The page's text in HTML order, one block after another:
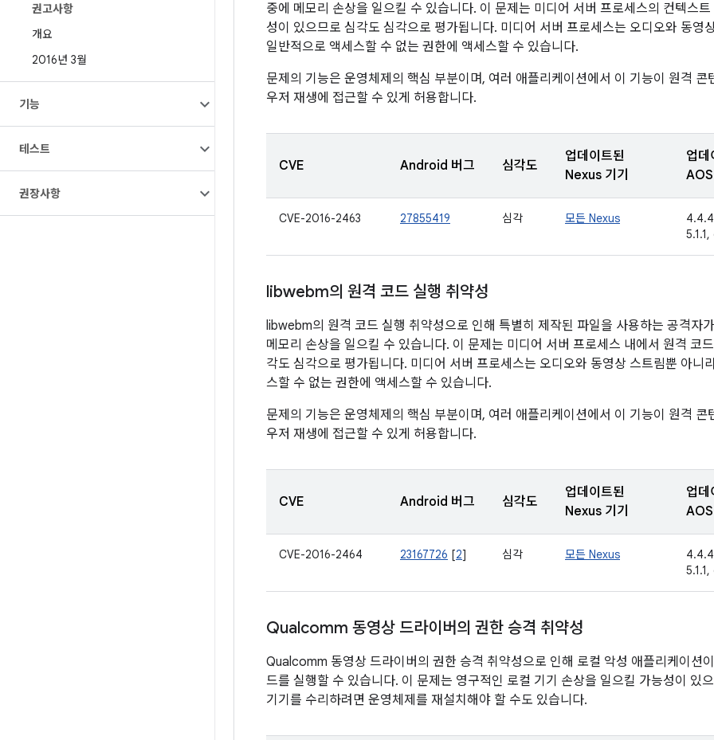
권고사항
개요
2016년 3월
기능
테스트
권장사항
중에 메모리 손상을 일으킬 수 있습니다. 이 문제는 미디어 서버 프로세스의 컨텍스
성이 있으므로 심각도 심각으로 평가됩니다. 미디어 서버 프로세스는 오디오와 동영
일반적으로 액세스할 수 없는 권한에 액세스할 수 있습니다.
문제의 기능은 운영체제의 핵심 부분이며, 여러 애플리케이션에서 이 기능이 원격
우저 재생에 접근할 수 있게 허용합니다.
CVE Android 버그 심각도
업데이트된
Nexus 기기
업데
CVE-2016-2463 27855419 심각 모든 Nexus
libwebm의 원격 코드 실행 취약성
libwebm의 원격 코드 실행 취약성으로 인해 특별히 제작된 파일을 사용하는 공격자
메모리 손상을 일으킬 수 있습니다. 이 문제는 미디어 서버 프로세스 내에서 원격 코
각도 심각으로 평가됩니다. 미디어 서버 프로세스는 오디오와 동영상 스트림뿐 아니
스할 수 없는 권한에 액세스할 수 있습니다.
문제의 기능은 운영체제의 핵심 부분이며, 여러 애플리케이션에서 이 기능이 원격
우저 재생에 접근할 수 있게 허용합니다.
CVE Android 버그 심각도
업데이트된
Nexus 기기
업데
CVE-2016-2464 23167726 [2] 심각 모든 Nexus
Qualcomm 동영상 드라이버의 권한 승격 취약성
Qualcomm 동영상 드라이버의 권한 승격 취약성으로 인해 로컬 악성 애플리케이션
드를 실행할 수 있습니다. 이 문제는 영구적인 로컬 기기 손상을 일으킬 가능성이 있
기기를 수리하려면 운영체제를 재설치해야 할 수도 있습니다.